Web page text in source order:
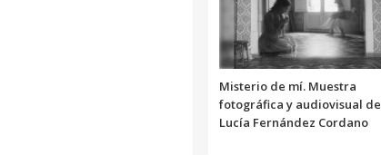
Misterio de mí. Muestra
fotográfica y audiovisual de
Lucía Fernández Cordano